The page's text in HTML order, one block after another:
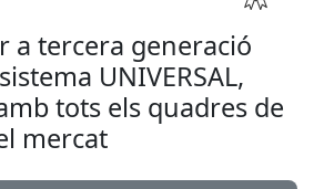
a tercera generació
UNIVERSAL,
tots els quadres de
mercat